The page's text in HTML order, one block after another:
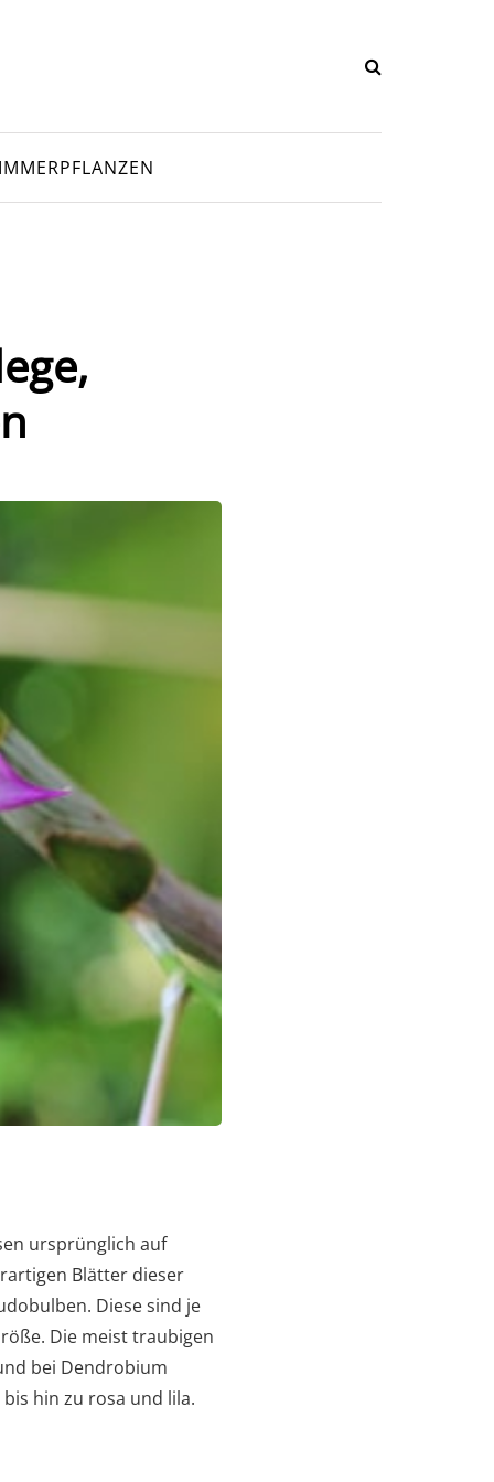
ursprünglich auf
Blätter dieser
Diese sind je
Die meist traubigen
bei Dendrobium
hin zu rosa und lila.